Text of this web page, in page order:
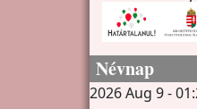
Névnap
2026 Aug 9 -